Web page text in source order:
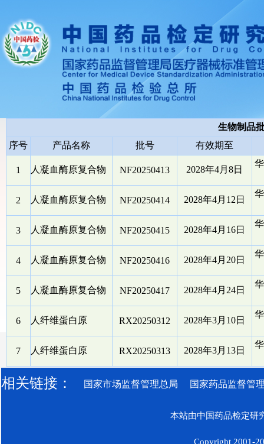
生物制品
序号
产品名称 批号 有效期至
1 人凝血酶原复合物 NF20250413 2028年4月8日
2 人凝血酶原复合物 NF20250414 2028年4月12日
3 人凝血酶原复合物 NF20250415 2028年4月16日
4 人凝血酶原复合物 NF20250416 2028年4月20日
5 人凝血酶原复合物 NF20250417 2028年4月24日
6 人纤维蛋白原 RX20250312 2028年3月10日
7 人纤维蛋白原 RX20250313 2028年3月13日
相关链接： 国家市场监督管理总局 国家药品监督管
本站由中国药品检定研
Copyright 2001-